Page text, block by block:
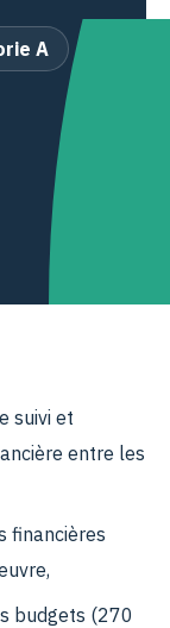
A
suivi et
entre les
financières
budgets (270